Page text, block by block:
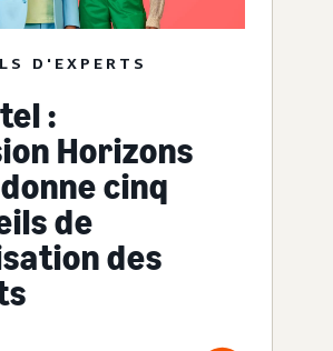
D'EXPERTS
:
Horizons
cinq
de
des